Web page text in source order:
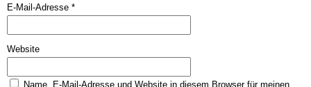
E-Mail-Adresse *
Website
Name, E-Mail-Adresse und Website in diesem Browser für meinen